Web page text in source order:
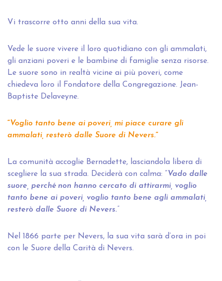
Vi trascorre otto anni della sua vita.
Vede le suore vivere il loro quotidiano con gli ammalati,
gli anziani poveri e le bambine di famiglie senza risorse.
Le suore sono in realtà vicine ai più poveri, come
chiedeva loro il Fondatore della Congregazione. Jean-
Baptiste Delaveyne.
“Voglio tanto bene ai poveri, mi piace curare gli
ammalati, resterò dalle Suore di Nevers.”
La comunità accoglie Bernadette, lasciandola libera di
scegliere la sua strada. Deciderà con calma: “Vado dalle
suore, perché non hanno cercato di attirarmi, voglio
tanto bene ai poveri, voglio tanto bene agli ammalati,
resterò dalle Suore di Nevers.”
Nel 1866 parte per Nevers, la sua vita sarà d’ora in poi
con le Suore della Carità di Nevers.